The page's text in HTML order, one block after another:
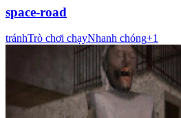
space-road
tránhTrò chơi chạyNhanh chóng+1